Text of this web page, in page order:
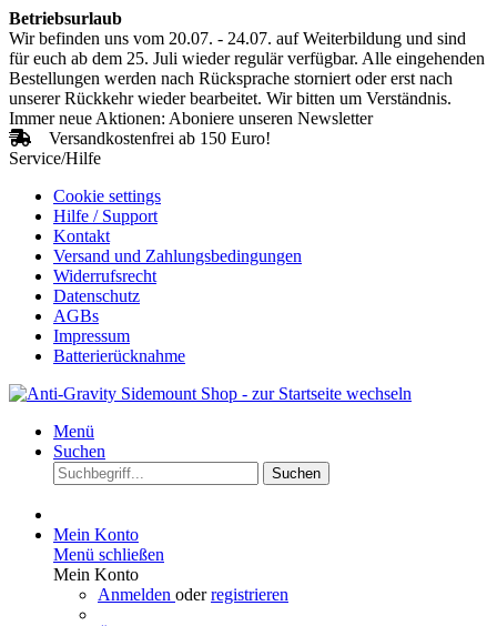
Betriebsurlaub
Wir befinden uns vom 20.07. - 24.07. auf Weiterbildung und sind
für euch ab dem 25. Juli wieder regulär verfügbar. Alle eingehenden
Bestellungen werden nach Rücksprache storniert oder erst nach
unserer Rückkehr wieder bearbeitet. Wir bitten um Verständnis.
Immer neue Aktionen: Aboniere unseren Newsletter
Versandkostenfrei ab 150 Euro!
Service/Hilfe
Cookie settings
Hilfe / Support
Kontakt
Versand und Zahlungsbedingungen
Widerrufsrecht
Datenschutz
AGBs
Impressum
Batterierücknahme
Menü
Suchen
Suchen
Mein Konto
Menü schließen
Mein Konto
Anmelden oderregistrieren